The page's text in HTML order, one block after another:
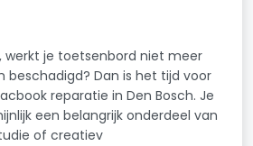
werkt je toetsenbord niet meer
beschadigd? Dan is het tijd voor
reparatie in Den Bosch. Je
een belangrijk onderdeel van
of creatiev